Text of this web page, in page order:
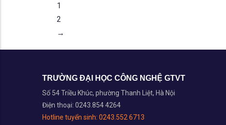
1
2
→
TRƯỜNG ĐẠI HỌC CÔNG NGHỆ GTVT
Số 54 Triều Khúc, phường Thanh Liệt, Hà Nội
Điện thoại: 0243.854 4264
Hotline tuyển sinh: 0243.552 6713